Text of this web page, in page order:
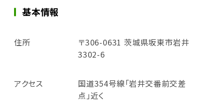
基本情報
住所
〒306-0631 茨城県坂東市岩井
3302-6
アクセス
国道354号線「岩井交番前交差
点」近く